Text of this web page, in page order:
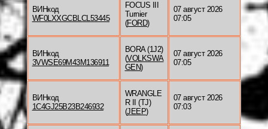
ВИНкод
WF0LXXGCBLCL53445
FOCUS III
Turnier
(FORD)
07 август 2026
07:05
ВИНкод
3VWSE69M43M136911
BORA (1J2)
(VOLKSWA
GEN)
07 август 2026
07:05
ВИНкод
1C4GJ25B23B246932
WRANGLE
R II (TJ)
(JEEP)
07 август 2026
07:03